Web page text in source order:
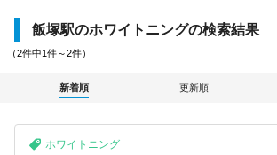
飯塚駅のホワイトニングの検索結果
（2件中1件～2件）
新着順 更新順
ホワイトニング